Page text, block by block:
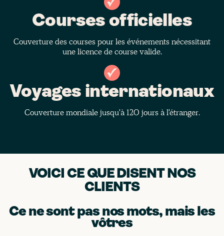
Courses officielles
Couverture des courses pour les événements nécessitant
une licence de course valide.
Voyages internationaux
Couverture mondiale jusqu'à 120 jours à l'étranger.
VOICI CE QUE DISENT NOS
CLIENTS
Ce ne sont pas nos mots, mais les
vôtres